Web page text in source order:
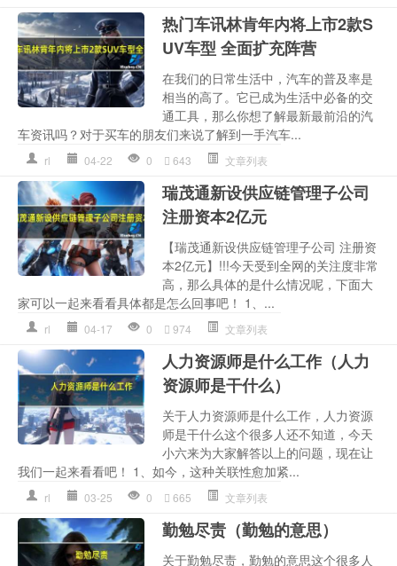
热门车讯林肯年内将上市2款S
UV车型 全面扩充阵营
在我们的日常生活中，汽车的普及率是
相当的高了。它已成为生活中必备的交
通工具，那么你想了解最新最前沿的汽
车资讯吗？对于买车的朋友们来说了解到一手汽车...
rl 04-22 0 643 文章列表
瑞茂通新设供应链管理子公司
注册资本2亿元
【瑞茂通新设供应链管理子公司 注册资
本2亿元】!!!今天受到全网的关注度非常
高，那么具体的是什么情况呢，下面大
家可以一起来看看具体都是怎么回事吧！ 1、...
rl 04-17 0 974 文章列表
人力资源师是什么工作（人力
资源师是干什么）
关于人力资源师是什么工作，人力资源
师是干什么这个很多人还不知道，今天
小六来为大家解答以上的问题，现在让
我们一起来看看吧！ 1、如今，这种关联性愈加紧...
rl 03-25 0 665 文章列表
勤勉尽责（勤勉的意思）
关于勤勉尽责，勤勉的意思这个很多人